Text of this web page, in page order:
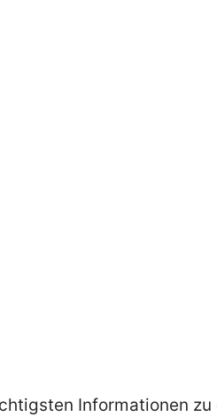
Informationen zu